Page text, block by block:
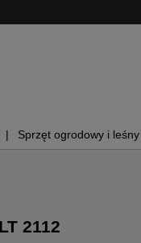
Sprzęt ogrodowy i leśny
2112